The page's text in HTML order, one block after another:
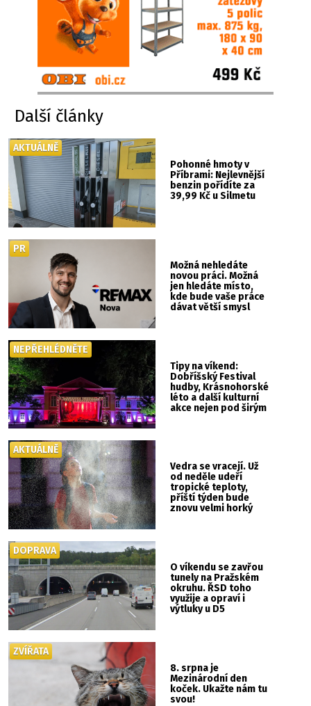
Další články
Pohonné hmoty v
Příbrami: Nejlevnější
benzin pořídíte za
39,99 Kč u Silmetu
AKTUÁLNĚ
Možná nehledáte
novou práci. Možná
jen hledáte místo,
kde bude vaše práce
dávat větší smysl
PR
Tipy na víkend:
Dobříšský Festival
hudby, Krásnohorské
léto a další kulturní
akce nejen pod širým
NEPŘEHLÉDNĚTE
Vedra se vracejí. Už
od neděle udeří
tropické teploty,
příští týden bude
znovu velmi horký
AKTUÁLNĚ
O víkendu se zavřou
tunely na Pražském
okruhu. ŘSD toho
využije a opraví i
výtluky u D5
DOPRAVA
8. srpna je
Mezinárodní den
koček. Ukažte nám tu
svou!
ZVÍŘATA